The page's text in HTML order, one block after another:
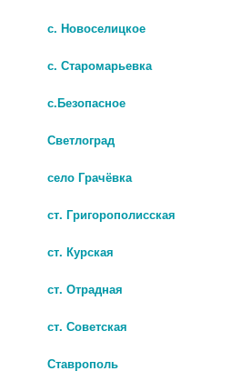
КОМПРЕС. НЕБУЛАЙЗЕР MED-
с. Новоселицкое
с. Старомарьевка
с.Безопасное
Светлоград
село Грачёвка
ст. Григорополисская
ст. Курская
ст. Отрадная
ст. Советская
Ставрополь